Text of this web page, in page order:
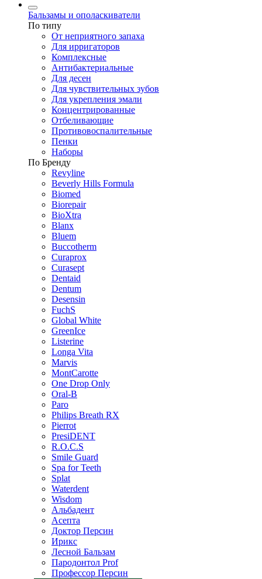
Бальзамы и ополаскиватели
По типу
От неприятного запаха
Для ирригаторов
Комплексные
Антибактериальные
Для десен
Для чувствительных зубов
Для укрепления эмали
Концентрированные
Отбеливающие
Противовоспалительные
Пенки
Наборы
По Бренду
Revyline
Beverly Hills Formula
Biomed
Biorepair
BioXtra
Blanx
Bluem
Buccotherm
Curaprox
Curasept
Dentaid
Dentum
Desensin
FuchS
Global White
GreenIce
Listerine
Longa Vita
Marvis
MontCarotte
One Drop Only
Oral-B
Paro
Philips Breath RX
Pierrot
PresiDENT
R.O.C.S
Smile Guard
Spa for Teeth
Splat
Waterdent
Wisdom
Альбадент
Асепта
Доктор Персин
Ирикс
Лесной Бальзам
Пародонтол Prof
Профессор Персин